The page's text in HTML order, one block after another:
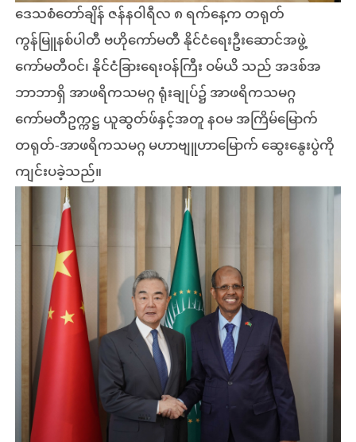
ဒေသစံတော်ချိန် ဇန်နဝါရီလ ၈ ရက်နေ့က တရုတ်
ကွန်မြူနစ်ပါတီ ဗဟိုကော်မတီ နိုင်ငံရေးဦးဆောင်အဖွဲ့
ကော်မတီဝင်၊ နိုင်ငံခြားရေးဝန်ကြီး ဝမ်ယိ သည် အဒစ်အ
ဘာဘာရှိ အာဖရိကသမဂ္ဂ ရုံးချုပ်၌ အာဖရိကသမဂ္ဂ
ကော်မတီဥက္ကဋ္ဌ ယူဆွတ်ဖ်နှင့်အတူ နဝမ အကြိမ်မြောက်
တရုတ်-အာဖရိကသမဂ္ဂ မဟာဗျူဟာမြောက် ဆွေးနွေးပွဲကို
ကျင်းပခဲ့သည်။